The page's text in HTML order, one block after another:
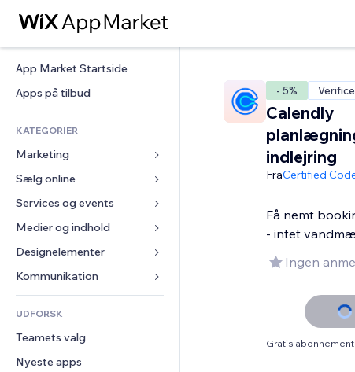
App Market Startside
Apps på tilbud
KATEGORIER
Marketing
Annoncer
Mobil
Statistikker
Hjemmesideregister
E-mail
Sælg online
Apps til Webshops
Forsendelse og levering
Sælg-knapper
Bogføring
Kuponer og loyalitet
Lagerløsninger
Services og events
Hoteller
Events
Restauranter
Ejendomshandel
Bookinger
Medier og indhold
Galleri
Musik
Podcasts
Fotografi
Video
PDF
Designelementer
Kort og Navigation
Privatliv & Sikkerhed
Ur
Sideskabeloner
Billedeffekter
Formularer
Meningsmålinger
Chat
UDFORSK
Teamets valg
Nyeste apps
- 5%
Calendly
indlejring
FraCertified
Få nemt
- intet
Ingen
Gratis